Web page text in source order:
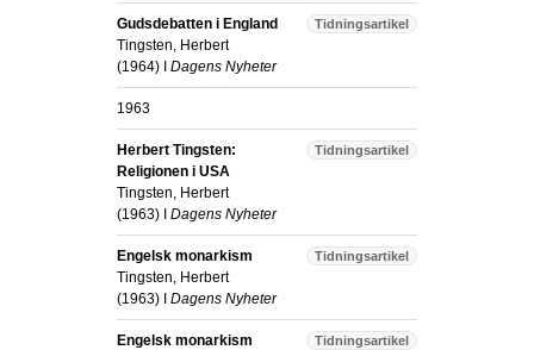
Tidningsartikel
Gudsdebatten i England
Tingsten, Herbert
(1964) I Dagens Nyheter
1963
Tidningsartikel
Herbert Tingsten:
Religionen i USA
Tingsten, Herbert
(1963) I Dagens Nyheter
Tidningsartikel
Engelsk monarkism
Tingsten, Herbert
(1963) I Dagens Nyheter
Tidningsartikel
Engelsk monarkism